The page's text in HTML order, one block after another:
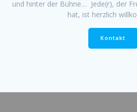
und hinter der Bühne… Jede(r), der
hat, ist herzlich
Kontakt